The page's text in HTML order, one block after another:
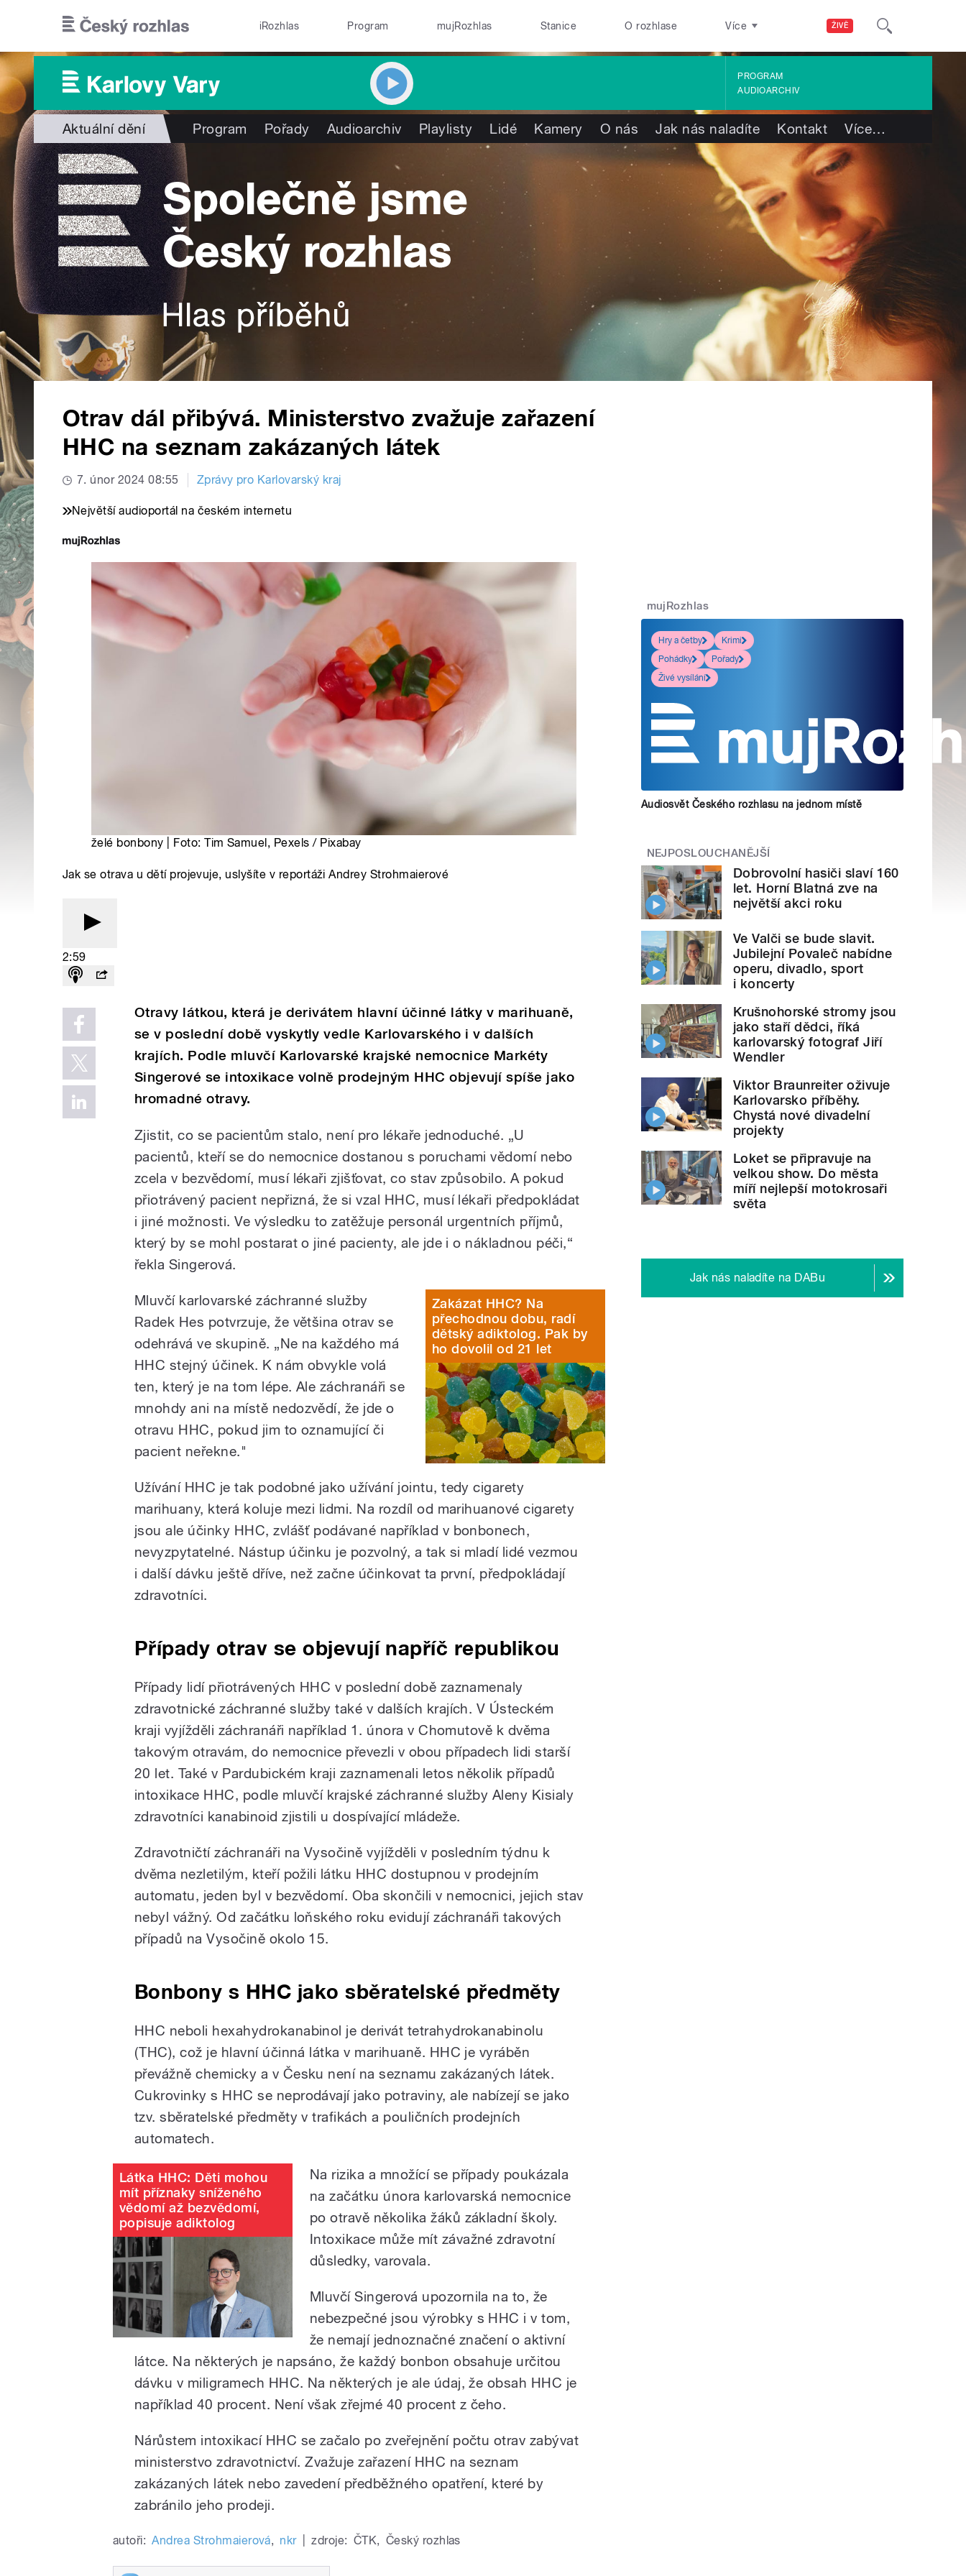
ŽIVĚ
iRozhlas Program mujRozhlas Stanice O rozhlase Více
PROGRAM
AUDIOARCHIV
Aktuální dění Program Pořady Audioarchiv Playlisty Lidé Kamery O nás Jak nás naladíte Kontakt Více…
Otrav dál přibývá. Ministerstvo zvažuje zařazení
HHC na seznam zakázaných látek
7. únor 2024 08:55 Zprávy pro Karlovarský kraj
Největší audioportál na českém internetu
želé bonbony | Foto: Tim Samuel, Pexels / Pixabay
Jak se otrava u dětí projevuje, uslyšíte v reportáži Andrey Strohmaierové
2:59
Otravy látkou, která je derivátem hlavní účinné látky v marihuaně,
se v poslední době vyskytly vedle Karlovarského i v dalších
krajích. Podle mluvčí Karlovarské krajské nemocnice Markéty
Singerové se intoxikace volně prodejným HHC objevují spíše jako
hromadné otravy.
Zjistit, co se pacientům stalo, není pro lékaře jednoduché. „U
pacientů, kteří se do nemocnice dostanou s poruchami vědomí nebo
zcela v bezvědomí, musí lékaři zjišťovat, co stav způsobilo. A pokud
přiotrávený pacient nepřizná, že si vzal HHC, musí lékaři předpokládat
i jiné možnosti. Ve výsledku to zatěžuje personál urgentních příjmů,
který by se mohl postarat o jiné pacienty, ale jde i o nákladnou péči,“
řekla Singerová.
Zakázat HHC? Na
přechodnou dobu, radí
dětský adiktolog. Pak by
ho dovolil od 21 let
Mluvčí karlovarské záchranné služby
Radek Hes potvrzuje, že většina otrav se
odehrává ve skupině. „Ne na každého má
HHC stejný účinek. K nám obvykle volá
ten, který je na tom lépe. Ale záchranáři se
mnohdy ani na místě nedozvědí, že jde o
otravu HHC, pokud jim to oznamující či
pacient neřekne."
Užívání HHC je tak podobné jako užívání jointu, tedy cigarety
marihuany, která koluje mezi lidmi. Na rozdíl od marihuanové cigarety
jsou ale účinky HHC, zvlášť podávané například v bonbonech,
nevyzpytatelné. Nástup účinku je pozvolný, a tak si mladí lidé vezmou
i další dávku ještě dříve, než začne účinkovat ta první, předpokládají
zdravotníci.
Případy otrav se objevují napříč republikou
Případy lidí přiotrávených HHC v poslední době zaznamenaly
zdravotnické záchranné služby také v dalších krajích. V Ústeckém
kraji vyjížděli záchranáři například 1. února v Chomutově k dvěma
takovým otravám, do nemocnice převezli v obou případech lidi starší
20 let. Také v Pardubickém kraji zaznamenali letos několik případů
intoxikace HHC, podle mluvčí krajské záchranné služby Aleny Kisialy
zdravotníci kanabinoid zjistili u dospívající mládeže.
Zdravotničtí záchranáři na Vysočině vyjížděli v posledním týdnu k
dvěma nezletilým, kteří požili látku HHC dostupnou v prodejním
automatu, jeden byl v bezvědomí. Oba skončili v nemocnici, jejich stav
nebyl vážný. Od začátku loňského roku evidují záchranáři takových
případů na Vysočině okolo 15.
Bonbony s HHC jako sběratelské předměty
HHC neboli hexahydrokanabinol je derivát tetrahydrokanabinolu
(THC), což je hlavní účinná látka v marihuaně. HHC je vyráběn
převážně chemicky a v Česku není na seznamu zakázaných látek.
Cukrovinky s HHC se neprodávají jako potraviny, ale nabízejí se jako
tzv. sběratelské předměty v trafikách a pouličních prodejních
automatech.
Látka HHC: Děti mohou
mít příznaky sníženého
vědomí až bezvědomí,
popisuje adiktolog
Na rizika a množící se případy poukázala
na začátku února karlovarská nemocnice
po otravě několika žáků základní školy.
Intoxikace může mít závažné zdravotní
důsledky, varovala.
Mluvčí Singerová upozornila na to, že
nebezpečné jsou výrobky s HHC i v tom,
že nemají jednoznačné značení o aktivní
látce. Na některých je napsáno, že každý bonbon obsahuje určitou
dávku v miligramech HHC. Na některých je ale údaj, že obsah HHC je
například 40 procent. Není však zřejmé 40 procent z čeho.
Nárůstem intoxikací HHC se začalo po zveřejnění počtu otrav zabývat
ministerstvo zdravotnictví. Zvažuje zařazení HHC na seznam
zakázaných látek nebo zavedení předběžného opatření, které by
zabránilo jeho prodeji.
autoři: Andrea Strohmaierová, nkr zdroje: ČTK, Český rozhlas
mujRozhlas
Hry a četby
Krimi
Pohádky
Pořady
Živé vysílání
Audiosvět Českého rozhlasu na jednom místě
NEJPOSLOUCHANĚJŠÍ
Dobrovolní hasiči slaví 160
let. Horní Blatná zve na
největší akci roku
Ve Valči se bude slavit.
Jubilejní Povaleč nabídne
operu, divadlo, sport
i koncerty
Krušnohorské stromy jsou
jako staří dědci, říká
karlovarský fotograf Jiří
Wendler
Viktor Braunreiter oživuje
Karlovarsko příběhy.
Chystá nové divadelní
projekty
Loket se připravuje na
velkou show. Do města
míří nejlepší motokrosaři
světa
Jak nás naladíte na DABu